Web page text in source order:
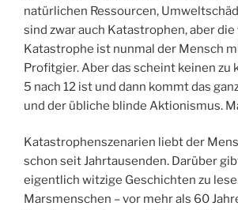
natürlichen Ressourcen,
sind zwar auch Katastrophen, aber
Katastrophe ist nunmal der Mensch
Profitgier. Aber das scheint keinen zu
5 nach 12 ist und dann kommt das
und der übliche blinde Aktionismus.
Katastrophenszenarien liebt der
schon seit Jahrtausenden. Darüber
eigentlich witzige Geschichten zu
Marsmenschen – vor mehr als 60